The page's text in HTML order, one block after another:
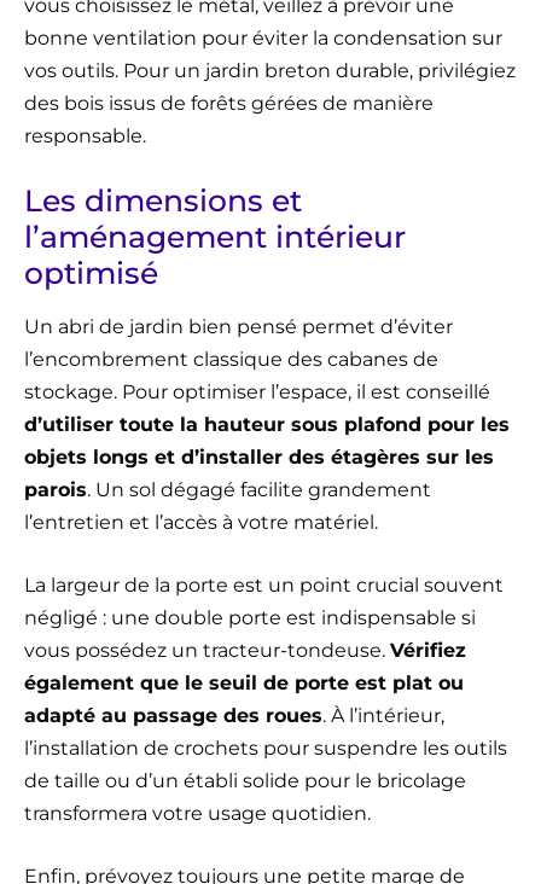
vous choisissez le métal, veillez à prévoir une
bonne ventilation pour éviter la condensation sur
vos outils. Pour un jardin breton durable, privilégiez
des bois issus de forêts gérées de manière
responsable.
Les dimensions et
l’aménagement intérieur
optimisé
Un abri de jardin bien pensé permet d’éviter
l’encombrement classique des cabanes de
stockage. Pour optimiser l’espace, il est conseillé
d’utiliser toute la hauteur sous plafond pour les
objets longs et d’installer des étagères sur les
parois. Un sol dégagé facilite grandement
l’entretien et l’accès à votre matériel.
La largeur de la porte est un point crucial souvent
négligé : une double porte est indispensable si
vous possédez un tracteur-tondeuse. Vérifiez
également que le seuil de porte est plat ou
adapté au passage des roues. À l’intérieur,
l’installation de crochets pour suspendre les outils
de taille ou d’un établi solide pour le bricolage
transformera votre usage quotidien.
Enfin, prévoyez toujours une petite marge de